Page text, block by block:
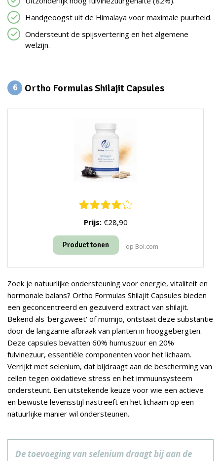
Handgeoogst uit de Himalaya voor maximale puurheid.
Ondersteunt de spijsvertering en het algemene
welzijn.
6 Ortho Formulas Shilajit Capsules
Prijs:€28,90
Product tonen op Bol.com
Zoek je natuurlijke ondersteuning voor energie, vitaliteit en
hormonale balans? Ortho Formulas Shilajit Capsules bieden
een geconcentreerd en gezuiverd extract van shilajit.
Bekend als 'bergzweet' of mumijo, ontstaat deze substantie
door de langzame afbraak van planten in hooggebergten.
Deze capsules bevatten 60% humuszuur en 20%
fulvinezuur, essentiële componenten voor het lichaam.
Verrijkt met selenium, dat bijdraagt aan de bescherming van
cellen tegen oxidatieve stress en het immuunsysteem
ondersteunt. Een uitstekende keuze voor wie een actieve
en bewuste levensstijl nastreeft en het lichaam op een
natuurlijke manier wil ondersteunen.
De toevoeging van selenium draagt bij aan de